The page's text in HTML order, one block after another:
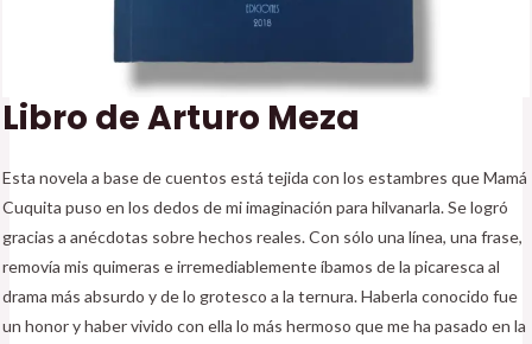
Libro de Arturo Meza
Esta novela a base de cuentos está tejida con los estambres que Mamá
Cuquita puso en los dedos de mi imaginación para hilvanarla. Se logró
gracias a anécdotas sobre hechos reales. Con sólo una línea, una frase,
removía mis quimeras e irremediablemente íbamos de la picaresca al
drama más absurdo y de lo grotesco a la ternura. Haberla conocido fue
un honor y haber vivido con ella lo más hermoso que me ha pasado en la